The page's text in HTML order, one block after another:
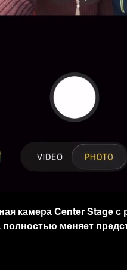
камера Center Stage с
меняет